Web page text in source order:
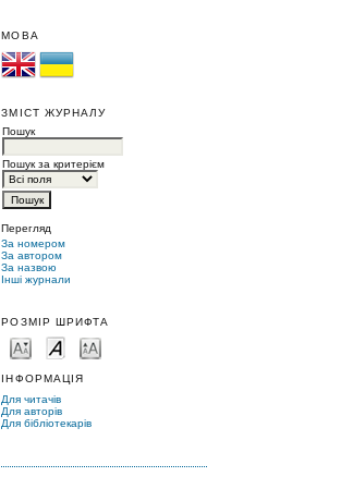
МОВА
ЗМІСТ ЖУРНАЛУ
Пошук
Пошук за критерієм
Перегляд
За номером
За автором
За назвою
Інші журнали
РОЗМІР ШРИФТА
ІНФОРМАЦІЯ
Для читачів
Для авторів
Для бібліотекарів